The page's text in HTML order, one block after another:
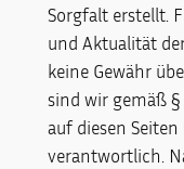
Sorgfalt erstellt.
und Aktualität
keine Gewähr
sind wir gemäß §
auf diesen
verantwortlich.